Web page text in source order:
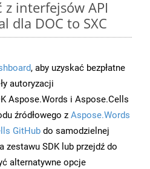
interfejsów API
dla DOC to SXC
, aby uzyskać bezpłatne
autoryzacji
Aspose.Words i Aspose.Cells
źródłowego z Aspose.Words
GitHub do samodzielnej
zestawu SDK lub przejdź do
alternatywne opcje